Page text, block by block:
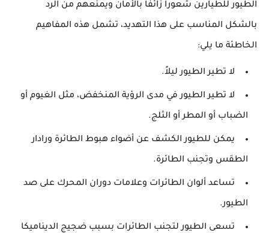
الطيور للطيارين شعوراً زائفاً بالأمان ويمنعهم من الرد
بالشكل المناسب على هذا التهديد، تشمل هذه المفاهيم
الخاطئة ما يلي:
لا تطير الطيور ليلاً.
لا تطير الطيور في مدى الرؤية المنخفض، مثل الغيوم أو
الضباب أو المطر أو الثلج.
يمكن للطيور الكشف عن أضواء هبوط الطائرة ورادار
الطقس وتجنب الطائرة.
تساعد ألوان الطائرات وعلامات دوران المحرك على صد
الطيور.
تسعى الطيور لتجنب الطائرات بسبب ضجيج الديناميكا